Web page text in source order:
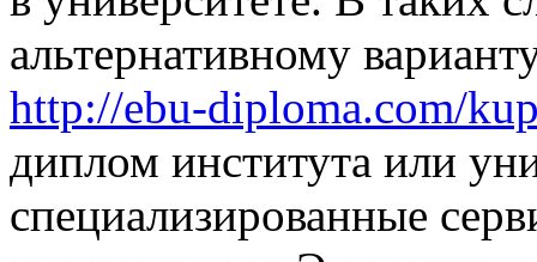
альтернативному
http://ebu-diploma.com/
диплом института или
специализированные